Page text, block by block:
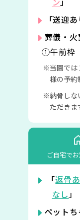
「送迎
葬儀・火
①午前
当園では
様の予約
納骨しな
ただきま
ご自宅でお
「返骨
なし」
ペットち